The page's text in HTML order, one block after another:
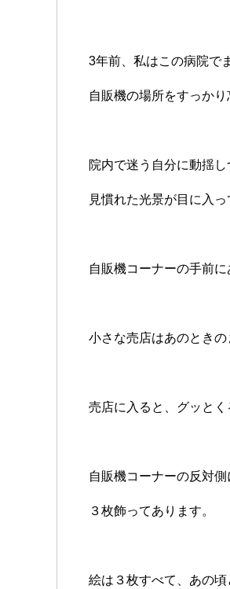
3年前、私はこの病院で
自販機の場所をすっかり
院内で迷う自分に動揺
見慣れた光景が目に入っ
自販機コーナーの手前に
小さな売店はあのときの
売店に入ると、グッとく
自販機コーナーの反対
３枚飾ってあります。
絵は３枚すべて、あの頃